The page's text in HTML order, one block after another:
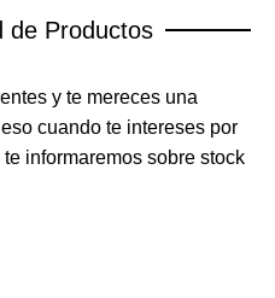
de Productos
y te mereces una
cuando te intereses por
informaremos sobre stock